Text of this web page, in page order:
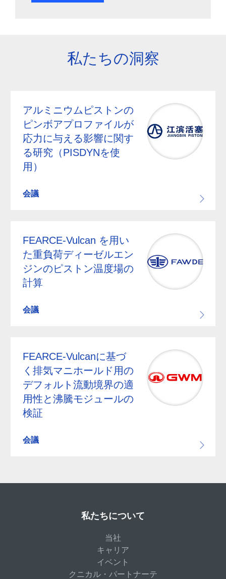
私たちの洞察
アルミニウムピストンの
ピンボアプロファイルが
応力に与える影響に関す
る研究（PISDYNを使
用）
会議
FEARCE-Vulcan を用い
た重負荷ディーゼルエン
ジンのピストン温度場の
計算
会議
FEARCE-Vulcanに基づ
く排気マニホールド用の
デフォルト流動境界の適
用性と沸騰モジュールの
検証
会議
私たちについて
当社
キャリア
イベント
クニカル・パートナーテ